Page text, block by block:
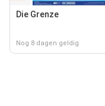
Die Grenze
Nog 8 dagen geldig